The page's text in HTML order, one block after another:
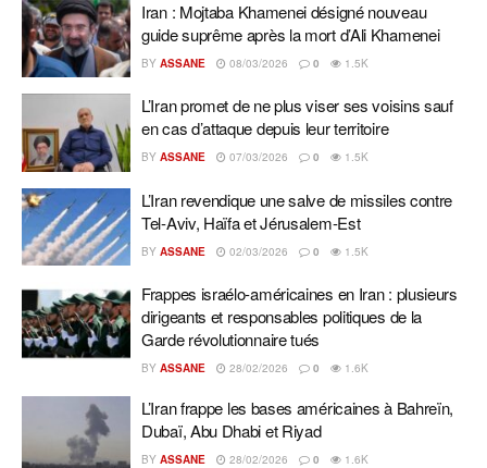
Iran : Mojtaba Khamenei désigné nouveau
guide suprême après la mort d’Ali Khamenei
BY ASSANE 08/03/2026 0 1.5K
L’Iran promet de ne plus viser ses voisins sauf
en cas d’attaque depuis leur territoire
BY ASSANE 07/03/2026 0 1.5K
L’Iran revendique une salve de missiles contre
Tel-Aviv, Haïfa et Jérusalem-Est
BY ASSANE 02/03/2026 0 1.5K
Frappes israélo-américaines en Iran : plusieurs
dirigeants et responsables politiques de la
Garde révolutionnaire tués
BY ASSANE 28/02/2026 0 1.6K
L’Iran frappe les bases américaines à Bahreïn,
Dubaï, Abu Dhabi et Riyad
BY ASSANE 28/02/2026 0 1.6K